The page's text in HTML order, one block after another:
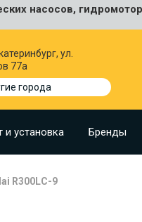
насосов,
ул.
77а
города
и установка Бренды
R300LC-9